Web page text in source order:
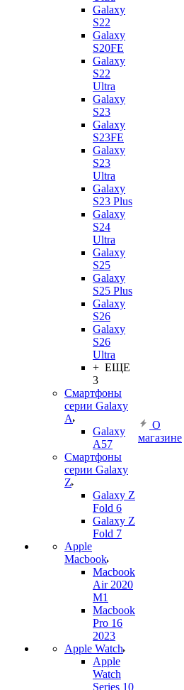
Galaxy
S22
Galaxy
S20FE
Galaxy
S22
Ultra
Galaxy
S23
Galaxy
S23FE
Galaxy
S23
Ultra
Galaxy
S23 Plus
Galaxy
S24
Ultra
Galaxy
S25
Galaxy
S25 Plus
Galaxy
S26
Galaxy
S26
Ultra
+ ЕЩЕ
3
Смартфоны
серии Galaxy
A
Galaxy
A57
Смартфоны
серии Galaxy
Z
Galaxy Z
Fold 6
Galaxy Z
Fold 7
Apple
Macbook
Macbook
Air 2020
M1
Macbook
Pro 16
2023
Apple Watch
Apple
Watch
Series 10
О
магазине